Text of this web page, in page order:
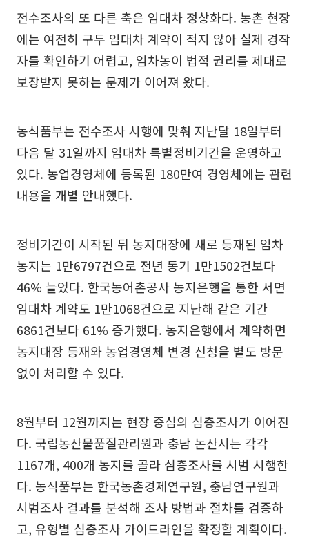
전수조사의 또 다른 축은 임대차 정상화다. 농촌 현장
에는 여전히 구두 임대차 계약이 적지 않아 실제 경작
자를 확인하기 어렵고, 임차농이 법적 권리를 제대로
보장받지 못하는 문제가 이어져 왔다.
농식품부는 전수조사 시행에 맞춰 지난달 18일부터
다음 달 31일까지 임대차 특별정비기간을 운영하고
있다. 농업경영체에 등록된 180만여 경영체에는 관련
내용을 개별 안내했다.
정비기간이 시작된 뒤 농지대장에 새로 등재된 임차
농지는 1만6797건으로 전년 동기 1만1502건보다
46% 늘었다. 한국농어촌공사 농지은행을 통한 서면
임대차 계약도 1만1068건으로 지난해 같은 기간
6861건보다 61% 증가했다. 농지은행에서 계약하면
농지대장 등재와 농업경영체 변경 신청을 별도 방문
없이 처리할 수 있다.
8월부터 12월까지는 현장 중심의 심층조사가 이어진
다. 국립농산물품질관리원과 충남 논산시는 각각
1167개, 400개 농지를 골라 심층조사를 시범 시행한
다. 농식품부는 한국농촌경제연구원, 충남연구원과
시범조사 결과를 분석해 조사 방법과 절차를 검증하
고, 유형별 심층조사 가이드라인을 확정할 계획이다.